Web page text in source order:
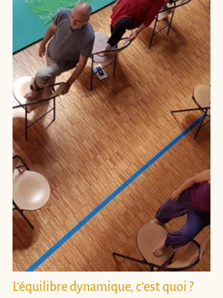
L'équilibre dynamique, c'est quoi ?